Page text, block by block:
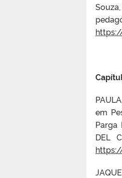
em
Parga
DEL